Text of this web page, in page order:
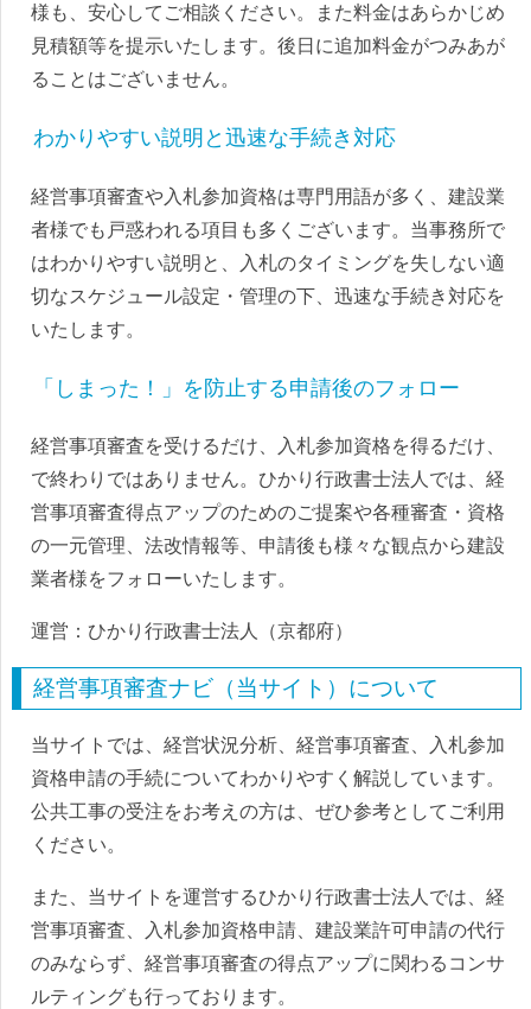
様も、安心してご相談ください。また料金はあらかじめ
見積額等を提示いたします。後日に追加料金がつみあが
ることはございません。
わかりやすい説明と迅速な手続き対応
経営事項審査や入札参加資格は専門用語が多く、建設業
者様でも戸惑われる項目も多くございます。当事務所で
はわかりやすい説明と、入札のタイミングを失しない適
切なスケジュール設定・管理の下、迅速な手続き対応を
いたします。
「しまった！」を防止する申請後のフォロー
経営事項審査を受けるだけ、入札参加資格を得るだけ、
で終わりではありません。ひかり行政書士法人では、経
営事項審査得点アップのためのご提案や各種審査・資格
の一元管理、法改情報等、申請後も様々な観点から建設
業者様をフォローいたします。
運営：ひかり行政書士法人（京都府）
経営事項審査ナビ（当サイト）について
当サイトでは、経営状況分析、経営事項審査、入札参加
資格申請の手続についてわかりやすく解説しています。
公共工事の受注をお考えの方は、ぜひ参考としてご利用
ください。
また、当サイトを運営するひかり行政書士法人では、経
営事項審査、入札参加資格申請、建設業許可申請の代行
のみならず、経営事項審査の得点アップに関わるコンサ
ルティングも行っております。